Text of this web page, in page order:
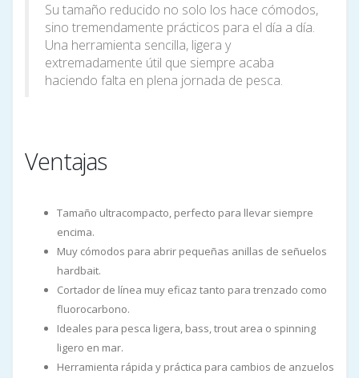
Su tamaño reducido no solo los hace cómodos,
sino tremendamente prácticos para el día a día.
Una herramienta sencilla, ligera y
extremadamente útil que siempre acaba
haciendo falta en plena jornada de pesca.
Ventajas
Tamaño ultracompacto, perfecto para llevar siempre
encima.
Muy cómodos para abrir pequeñas anillas de señuelos
hardbait.
Cortador de línea muy eficaz tanto para trenzado como
fluorocarbono.
Ideales para pesca ligera, bass, trout area o spinning
ligero en mar.
Herramienta rápida y práctica para cambios de anzuelos